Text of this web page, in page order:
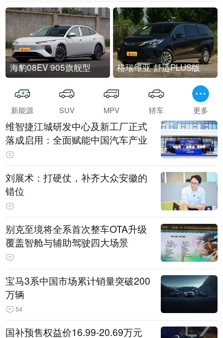
海豹08EV 905旗舰型 格瑞维亚 舒适PLUS版
新能源 SUV MPV 轿车 更多
维智捷江城研发中心及新工厂正式
落成启用：全面赋能中国汽车产业
刘展术：打硬仗，补齐大众安徽的
错位
别克至境将全系首次整车OTA升级
覆盖智舱与辅助驾驶四大场景
宝马3系中国市场累计销量突破200
万辆
54
国补预售权益价16.99-20.69万元